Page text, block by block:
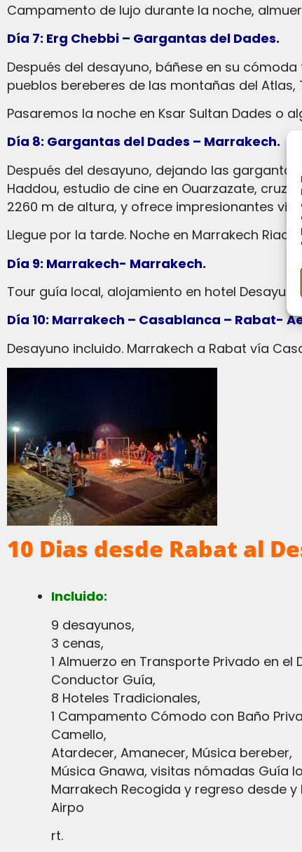
Campamento de lujo durante la noche,
Día 7: Erg Chebbi – Gargantas del Dades.
Después del desayuno, báñese en su cómoda tienda de campaña y luego comience nuestro viaje hacia las gargantas del Dades a través de los
pueblos bereberes de las montañas del
Pasaremos la noche en Ksar Sultan Dades o
Día 8: Gargantas del Dades – Marrakech.
Después del desayuno, dejando las gargantas del Dades por la mañana, visitaremos las majestuosas montañas del Atlas. Kasbah Ait Ben
Haddou, estudio de cine en Ouarzazate,
2260 m de altura, y ofrece impresionantes
Llegue por la tarde. Noche en Marrakech
Día 9: Marrakech- Marrakech.
Tour guía local, alojamiento en hotel
Día 10: Marrakech – Casablanca – Rabat-
Desayuno incluido. Marrakech a Rabat vía
10 Dias desde Rabat al
Incluido:
9 desayunos,
3 cenas,
1 Almuerzo en Transporte Privado en el
Conductor Guía,
8 Hoteles Tradicionales,
1 Campamento Cómodo con Baño
Camello,
Atardecer, Amanecer, Música bereber,
Música Gnawa, visitas nómadas Guía
Marrakech Recogida y regreso desde
Airpo
rt.